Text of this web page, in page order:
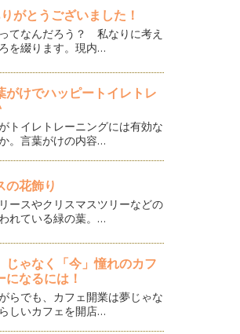
がとうございました！
てなんだろう？ 私なりに考え
を綴ります。現内…
がけでハッピートイレトレ
トイレトレーニングには有効な
。言葉がけの内容…
の花飾り
ースやクリスマスツリーなどの
れている緑の葉。…
じゃなく「今」憧れのカフ
になるには！
らでも、カフェ開業は夢じゃな
しいカフェを開店…